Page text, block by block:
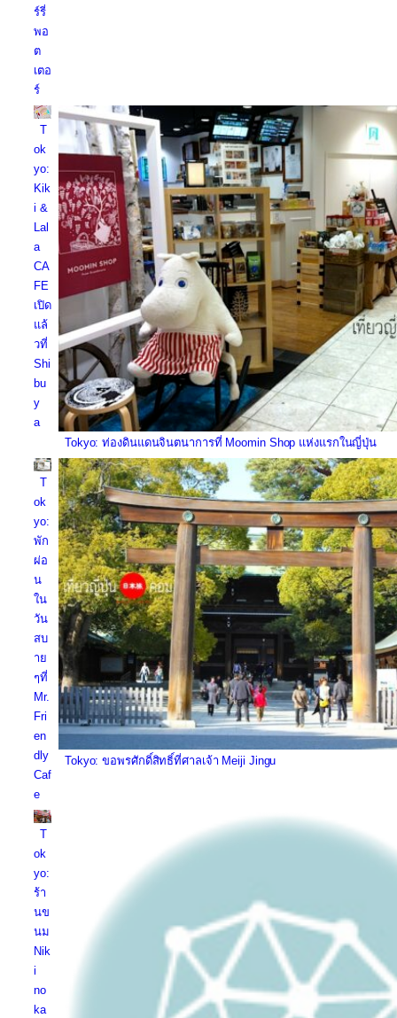
ร์รี่
พอ
ต
เตอ
ร์
T
ok
yo:
Kik
i &
Lal
a
CA
FE
เปิด
แล้
วที่
Shi
bu
y
a
Tokyo: ท่องดินแดนจินตนาการที่ Moomin Shop แห่งแรกในญี่ปุ่น
T
ok
yo:
พัก
ผ่อ
น
ใน
วัน
สบ
าย
ๆที่
Mr.
Fri
en
dly
Caf
e
Tokyo: ขอพรศักดิ์สิทธิ์ที่ศาลเจ้า Meiji Jingu
T
ok
yo:
ร้า
นข
นม
Nik
i
no
ka